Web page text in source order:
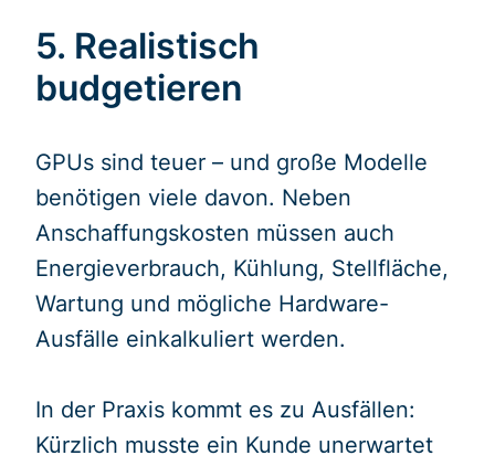
5. Realistisch
budgetieren
GPUs sind teuer – und große Modelle
benötigen viele davon. Neben
Anschaffungskosten müssen auch
Energieverbrauch, Kühlung, Stellfläche,
Wartung und mögliche Hardware-
Ausfälle einkalkuliert werden.
In der Praxis kommt es zu Ausfällen:
Kürzlich musste ein Kunde unerwartet